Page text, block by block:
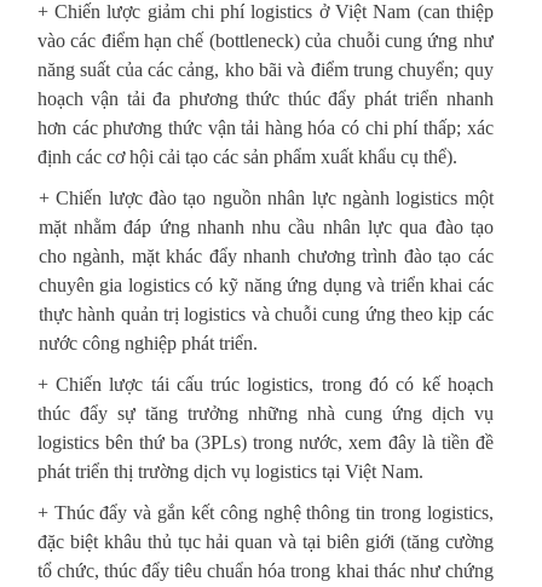
+ Chiến lược giảm chi phí logistics ở Việt Nam (can thiệp
vào các điểm hạn chế (bottleneck) của chuỗi cung ứng như
năng suất của các cảng, kho bãi và điểm trung chuyển; quy
hoạch vận tải đa phương thức thúc đẩy phát triển nhanh
hơn các phương thức vận tải hàng hóa có chi phí thấp; xác
định các cơ hội cải tạo các sản phẩm xuất khẩu cụ thể).
+ Chiến lược đào tạo nguồn nhân lực ngành logistics một
mặt nhằm đáp ứng nhanh nhu cầu nhân lực qua đào tạo
cho ngành, mặt khác đẩy nhanh chương trình đào tạo các
chuyên gia logistics có kỹ năng ứng dụng và triển khai các
thực hành quản trị logistics và chuỗi cung ứng theo kịp các
nước công nghiệp phát triển.
+ Chiến lược tái cấu trúc logistics, trong đó có kế hoạch
thúc đẩy sự tăng trưởng những nhà cung ứng dịch vụ
logistics bên thứ ba (3PLs) trong nước, xem đây là tiền đề
phát triển thị trường dịch vụ logistics tại Việt Nam.
+ Thúc đẩy và gắn kết công nghệ thông tin trong logistics,
đặc biệt khâu thủ tục hải quan và tại biên giới (tăng cường
tổ chức, thúc đẩy tiêu chuẩn hóa trong khai thác như chứng